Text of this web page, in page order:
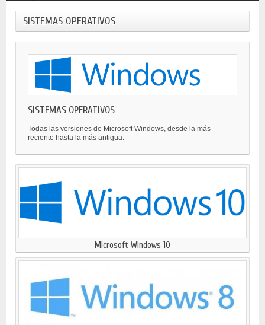
SISTEMAS OPERATIVOS
SISTEMAS OPERATIVOS
Todas las versiones de Microsoft Windows, desde la más
reciente hasta la más antigua.
Microsoft Windows 10